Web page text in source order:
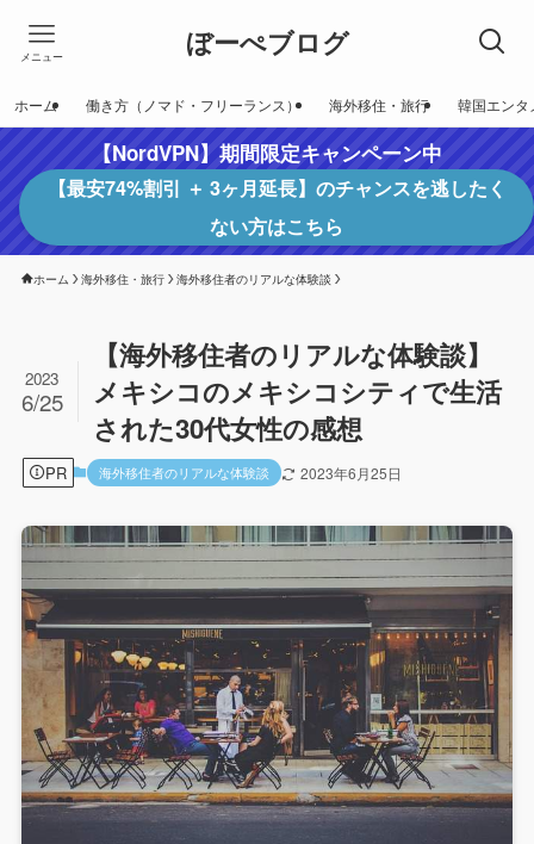
ぼーぺブログ
メニュー
ホーム 働き方（ノマド・フリーランス） 海外移住・旅行 韓国エンタ
【NordVPN】期間限定キャンペーン中
【最安74%割引 ＋ 3ヶ月延長】のチャンスを逃したく
ない方はこちら
ホーム 海外移住・旅行 海外移住者のリアルな体験談
【海外移住者のリアルな体験談】
メキシコのメキシコシティで生活
された30代女性の感想
2023
6/25
PR 海外移住者のリアルな体験談 2023年6月25日